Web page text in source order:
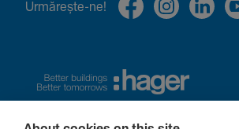
Urmă­rește-ne!